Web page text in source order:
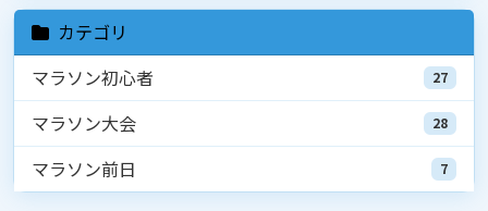
カテゴリ
マラソン初心者
27
マラソン大会 28
マラソン前日 7